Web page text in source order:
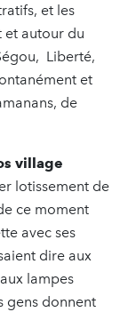
et les
et autour du
Liberté,
et
de
village
lotissement de
ce moment
avec ses
dire aux
lampes
gens donnent